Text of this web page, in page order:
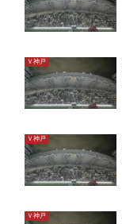
Ｖ神戸
Ｖ神戸
Ｖ神戸